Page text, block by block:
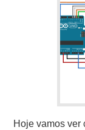
Hoje vamos ver